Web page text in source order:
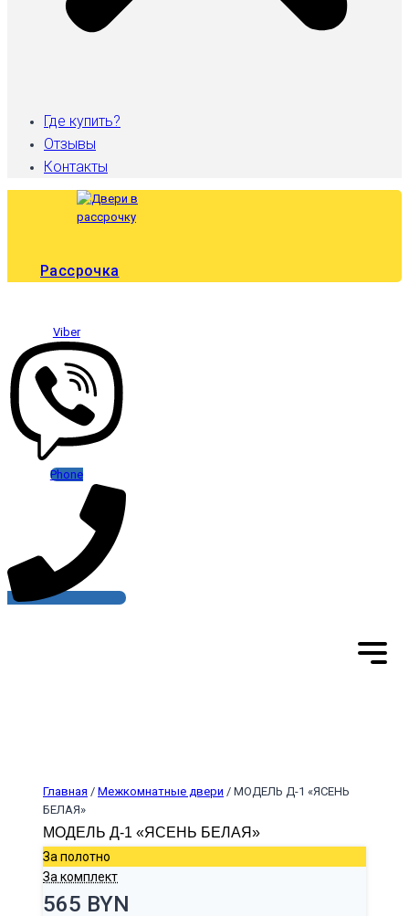
Где купить?
Отзывы
Контакты
Рассрочка
Viber
Phone
Главная / Межкомнатные двери / МОДЕЛЬ Д-1 «ЯСЕНЬ
БЕЛАЯ»
МОДЕЛЬ Д-1 «ЯСЕНЬ БЕЛАЯ»
За полотно
За комплект
565 BYN